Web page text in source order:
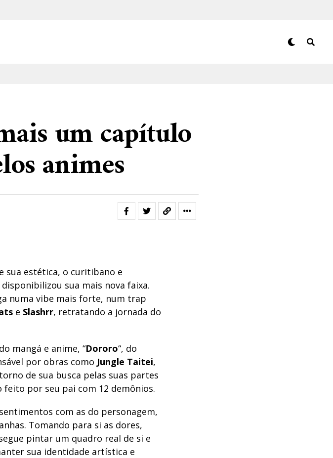
um capítulo
animes
sua estética, o curitibano e
disponibilizou sua mais nova faixa.
numa vibe mais forte, num trap
e Slashrr, retratando a jornada do
mangá e anime, “Dororo“, do
por obras como Jungle Taitei,
de sua busca pelas suas partes
por seu pai com 12 demônios.
com as do personagem,
Tomando para si as dores,
pintar um quadro real de si e
sua identidade artística e